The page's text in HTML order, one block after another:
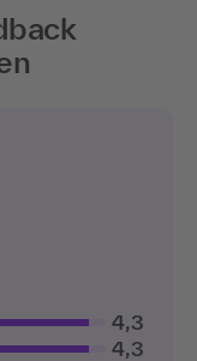
4,3
4,3